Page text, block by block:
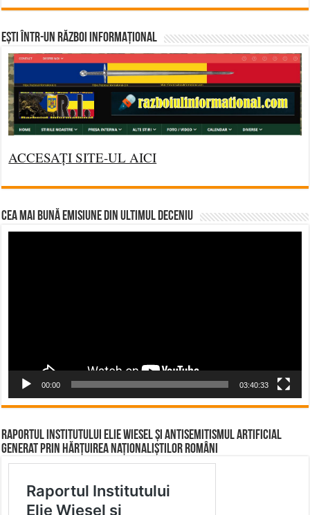
Ești într-un RĂZBOI INFORMAȚIONAL
ACCESAȚI SITE-UL AICI
CEA MAI BUNĂ EMISIUNE DIN ULTIMUL DECENIU
00:00 03:40:33
Raportul Institutului Elie Wiesel și Antisemitismul Artificial
Generat prin Hărțuirea Naționaliștilor Români